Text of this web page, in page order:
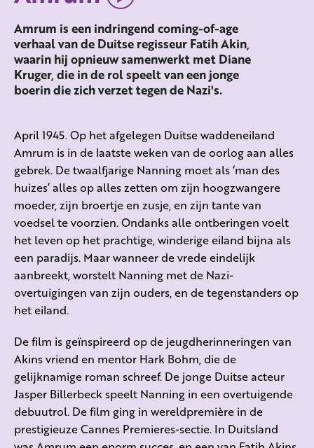
Amrum is een indringend coming-of-age
verhaal van de Duitse regisseur Fatih Akin,
waarin hij opnieuw samenwerkt met Diane
Kruger, die in de rol speelt van een jonge
boerin die zich verzet tegen de Nazi's.
April 1945. Op het afgelegen Duitse waddeneiland
Amrum is in de laatste weken van de oorlog aan alles
gebrek. De twaalfjarige Nanning moet als ‘man des
huizes’ alles op alles zetten om zijn hoogzwangere
moeder, zijn broertje en zusje, en zijn tante van
voedsel te voorzien. Ondanks alle ontberingen voelt
het leven op het prachtige, winderige eiland bijna als
een paradijs. Maar wanneer de vrede eindelijk
aanbreekt, worstelt Nanning met de Nazi-
overtuigingen van zijn ouders, en de tegenstanders op
het eiland.
De film is geïnspireerd op de jeugdherinneringen van
Akins vriend en mentor Hark Bohm, die de
gelijknamige roman schreef. De jonge Duitse acteur
Jasper Billerbeck speelt Nanning in een overtuigende
debuutrol. De film ging in wereldpremière in de
prestigieuze Cannes Premieres-sectie. In Duitsland